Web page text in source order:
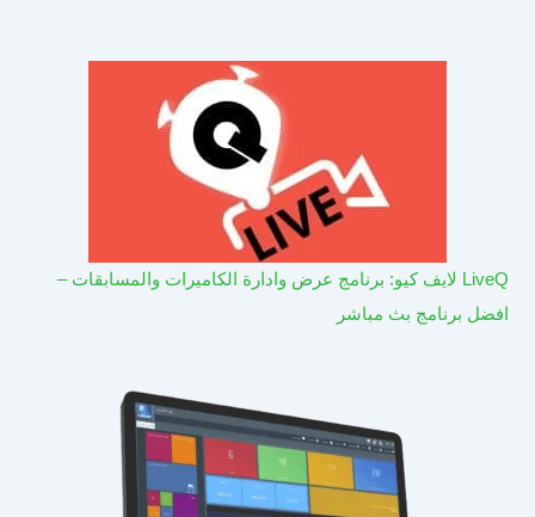
LiveQ لايف كيو: برنامج عرض وادارة الكاميرات والمسابقات –
افضل برنامج بث مباشر